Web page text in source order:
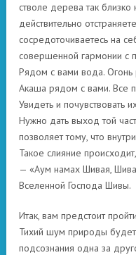
стволе дерева так
действительно
сосредоточиваетесь на
совершенной гармонии с
Рядом с вами вода.
Акаша рядом с вами. Все
Увидеть и почувствовать
Нужно дать выход той
позволяет тому, что
Такое слияние
— «Аум намах Шивая,
Вселенной Господа Шивы.
Итак, вам предстоит
Тихий шум природы будет
подсознания одна за